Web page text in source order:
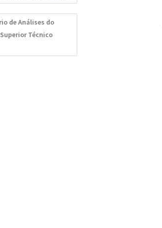
de Análises do
Técnico